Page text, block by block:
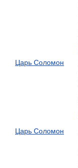
Царь Соломон
Царь Соломон